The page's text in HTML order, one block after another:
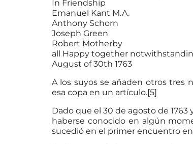
In Friendship
Emanuel Kant M.A.
Anthony Schorn
Joseph Green
Robert Motherby
all Happy together
August of 30th 1763
A los suyos se añaden otros tres
esa copa en un artículo.[5]
Dado que el 30 de agosto de
haberse conocido en algún
sucedió en el primer encuentro